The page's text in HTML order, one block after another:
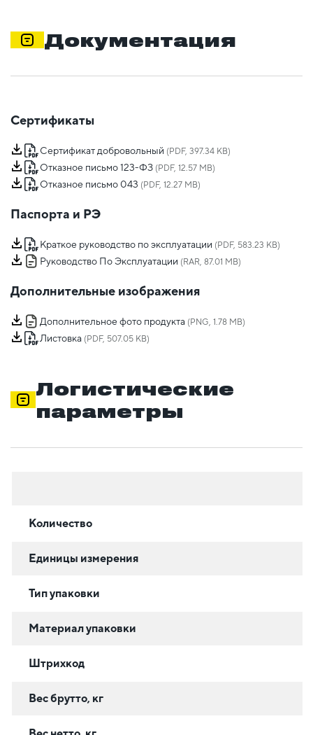
Документация
Сертификаты
Сертификат добровольный (PDF, 397.34 KB)
Отказное письмо 123-ФЗ (PDF, 12.57 MB)
Отказное письмо 043 (PDF, 12.27 MB)
Паспорта и РЭ
Краткое руководство по эксплуатации (PDF, 583.23 KB)
Руководство По Эксплуатации (RAR, 87.01 MB)
Дополнительные изображения
Дополнительное фото продукта (PNG, 1.78 MB)
Листовка (PDF, 507.05 KB)
Логистические
параметры
Количество
Единицы измерения
Тип упаковки
Материал упаковки
Штрихкод
Вес брутто, кг